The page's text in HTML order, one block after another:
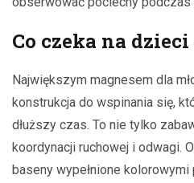
Co czeka na
Największym magnesem dla
konstrukcja do wspinania się,
dłuższy czas. To nie tylko
koordynacji ruchowej i odwagi.
baseny wypełnione kolorowymi